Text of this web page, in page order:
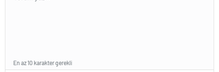
En az 10 karakter gerekli